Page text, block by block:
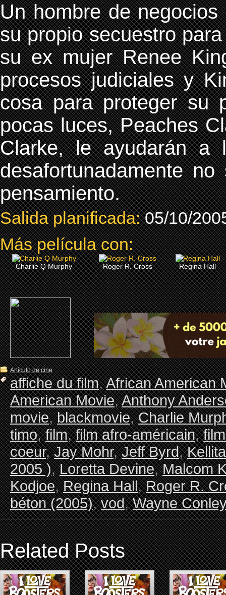
Un hombre de
su propio secuestro
su ex mujer Renee
procesos judiciales y
cosa para proteger su
pocas luces, Peaches
Clarke, le ayudarán a
desafortunadamente
pensamiento.
Salida planificada:05/10/
Más película con:
Charlie Q Murphy Roger R. Cross Regina Hall
Artículo de cine
affiche du film,African American
American Movie,Anthony
movie,blackmovie,Charlie
timo,film,film afro-américain,
coeur,Jay Mohr,Jeff Byrd,
2005 ),Loretta Devine,Malcom
Kodjoe,Regina Hall,Roger R.
béton (2005),vod,Wayne
Related Posts